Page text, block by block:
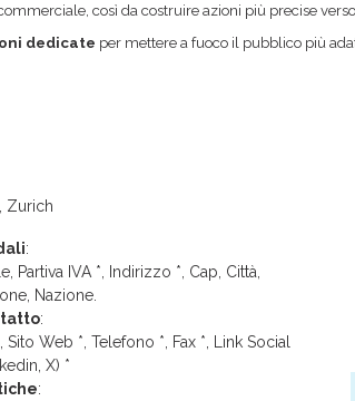
così da costruire azioni più precise
dedicate per mettere a fuoco il pubblico più
Zurich
:
Partiva IVA *, Indirizzo *, Cap, Città,
Nazione.
:
Sito Web *, Telefono *, Fax *, Link Social
X) *
: